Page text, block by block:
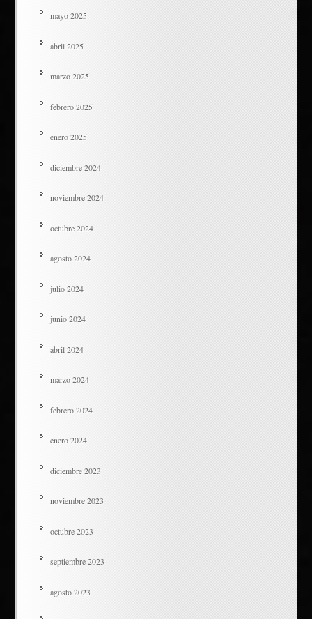
mayo 2025
abril 2025
marzo 2025
febrero 2025
enero 2025
diciembre 2024
noviembre 2024
octubre 2024
agosto 2024
julio 2024
junio 2024
abril 2024
marzo 2024
febrero 2024
enero 2024
diciembre 2023
noviembre 2023
octubre 2023
septiembre 2023
agosto 2023